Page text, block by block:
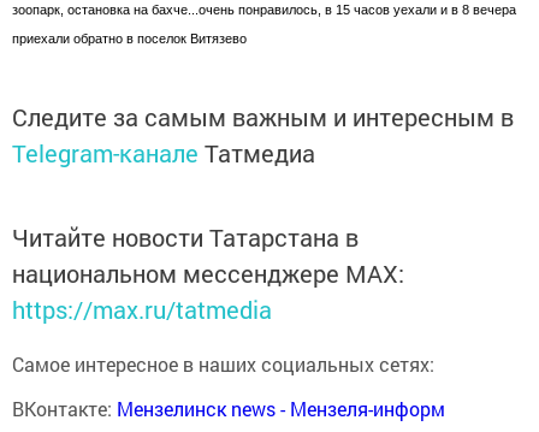
зоопарк, остановка на бахче...очень понравилось, в 15 часов уехали и в 8 вечера
приехали обратно в поселок Витязево
Следите за самым важным и интересным в
Telegram-канале Татмедиа
Читайте новости Татарстана в
национальном мессенджере MАХ:
https://max.ru/tatmedia
Самое интересное в наших социальных сетях:
ВКонтакте: Мензелинск news - Мензеля-информ